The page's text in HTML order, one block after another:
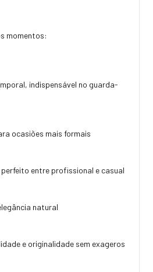
momentos:
indispensável no guarda-
ocasiões mais formais
entre profissional e casual
natural
e originalidade sem exageros